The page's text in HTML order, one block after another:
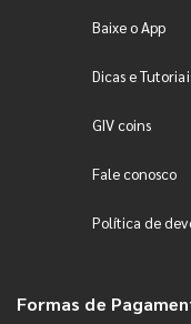
Baixe o App
Dicas e
GIV coins
Fale conosco
Política de
Formas de